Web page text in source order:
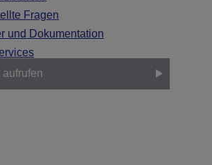
Fragen
und Dokumentation
aufrufen